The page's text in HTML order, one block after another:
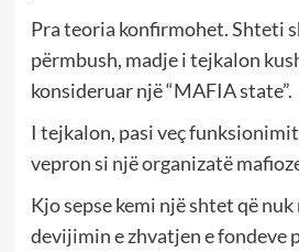
Pra teoria konfirmohet. Shteti
përmbush, madje i tejkalon
konsideruar një “MAFIA state”.
I tejkalon, pasi veç
vepron si një organizatë
Kjo sepse kemi një shtet që
devijimin e zhvatjen e fondeve